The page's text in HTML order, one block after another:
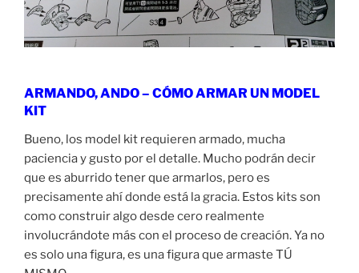
ARMANDO, ANDO – CÓMO ARMAR UN MODEL
KIT
Bueno, los model kit requieren armado, mucha
paciencia y gusto por el detalle. Mucho podrán decir
que es aburrido tener que armarlos, pero es
precisamente ahí donde está la gracia. Estos kits son
como construir algo desde cero realmente
involucrándote más con el proceso de creación. Ya no
es solo una figura, es una figura que armaste TÚ